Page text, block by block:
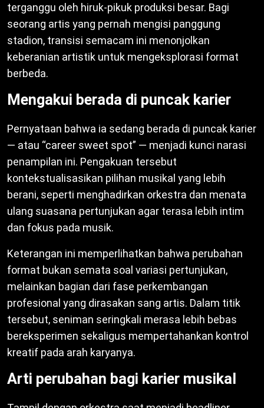
terganggu oleh hiruk-pikuk produksi besar. Bagi
seorang artis yang pernah mengisi panggung
stadion, transisi semacam ini menonjolkan
keberanian artistik untuk mengeksplorasi format
berbeda.
Mengakui berada di puncak karier
Pernyataan bahwa ia sedang berada di puncak karier
— atau “career sweet spot” — menjadi kunci narasi
penampilan ini. Pengakuan tersebut
kontekstualisasikan pilihan musikal yang lebih
berani, seperti menghadirkan orkestra dan menata
ulang suasana pertunjukan agar terasa lebih intim
dan fokus pada musik.
Keterangan ini memperlihatkan bahwa perubahan
format bukan semata soal variasi pertunjukan,
melainkan bagian dari fase perkembangan
profesional yang dirasakan sang artis. Dalam titik
tersebut, seniman seringkali merasa lebih bebas
bereksperimen sekaligus mempertahankan kontrol
kreatif pada arah karyanya.
Arti perubahan bagi karier musikal